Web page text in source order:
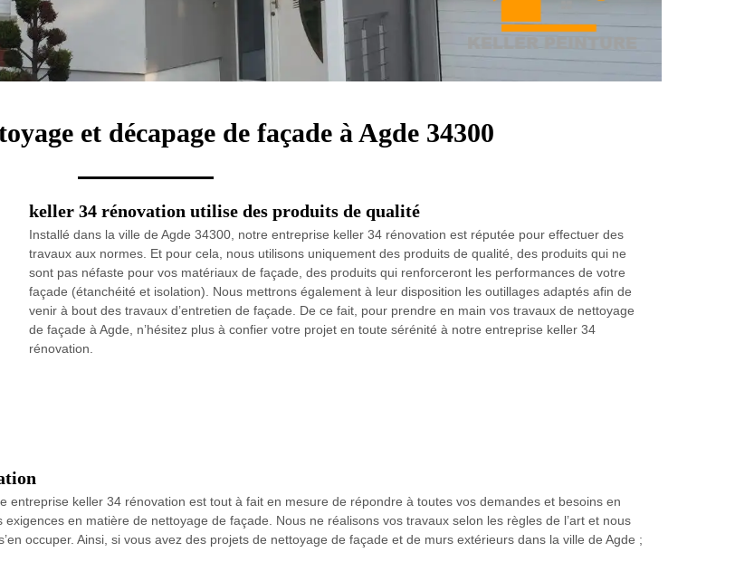
et décapage de façade à Agde 34300
keller 34 rénovation utilise des produits de qualité
Installé dans la ville de Agde 34300, notre entreprise keller 34 rénovation est réputée pour effectuer des
travaux aux normes. Et pour cela, nous utilisons uniquement des produits de qualité, des produits qui ne
sont pas néfaste pour vos matériaux de façade, des produits qui renforceront les performances de votre
façade (étanchéité et isolation). Nous mettrons également à leur disposition les outillages adaptés afin de
venir à bout des travaux d’entretien de façade. De ce fait, pour prendre en main vos travaux de nettoyage
de façade à Agde, n’hésitez plus à confier votre projet en toute sérénité à notre entreprise keller 34
rénovation.
entreprise keller 34 rénovation est tout à fait en mesure de répondre à toutes vos demandes et besoins en
en matière de nettoyage de façade. Nous ne réalisons vos travaux selon les règles de l’art et nous
occuper. Ainsi, si vous avez des projets de nettoyage de façade et de murs extérieurs dans la ville de Agde ;